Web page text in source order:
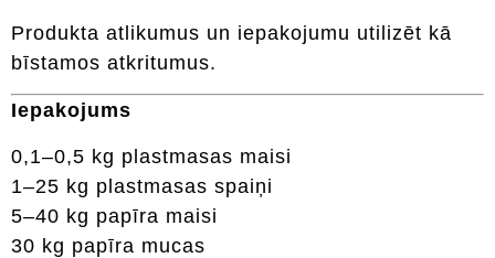
Produkta atlikumus un iepakojumu utilizēt kā
bīstamos atkritumus.
Iepakojums
0,1–0,5 kg plastmasas maisi
1–25 kg plastmasas spaiņi
5–40 kg papīra maisi
30 kg papīra mucas